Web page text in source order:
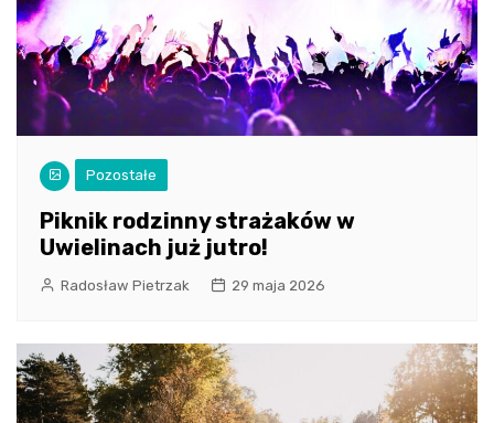
Pozostałe
Piknik rodzinny strażaków w
Uwielinach już jutro!
Radosław Pietrzak 29 maja 2026